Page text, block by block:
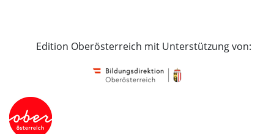
Edition Oberösterreich mit Unterstützung von: